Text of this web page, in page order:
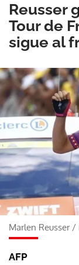
Reusser
Tour de
sigue al
Marlen Reusser/
AFP